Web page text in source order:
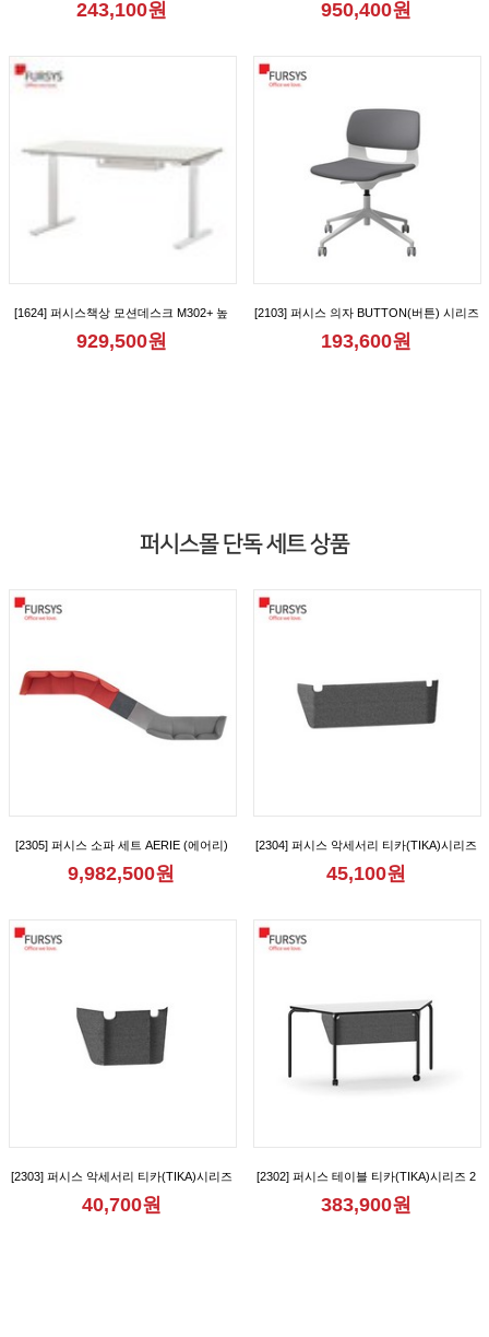
[FND712CB_FND712CBM_FND712CR_FND712CRM_FND712CRA_FND712CRAM]
243,100원 950,400원
[1624] 퍼시스책상 모션데스크 M302+ 높
이조절책상 [FKD018N]
929,500원
[2103] 퍼시스 의자 BUTTON(버튼) 시리즈
회의용 학생용 리프트업 캐스터 사무용 의
자 [CH0020MQ_CH0020MQD]
193,600원
퍼시스몰 단독 세트 상품
[2305] 퍼시스 소파 세트 AERIE (에어리)
모듈 8인 150° 형 소파 [CS61D08D]
9,982,500원
[2304] 퍼시스 악세서리 티카(TIKA)시리즈
2인용 가림판 [CGR1012M]
45,100원
[2303] 퍼시스 악세서리 티카(TIKA)시리즈
1인용 가림판 [CGR1007M]
40,700원
[2302] 퍼시스 테이블 티카(TIKA)시리즈 2
인용 다목적 사다리꼴 테이블(가림판형)
[CGR015B]
383,900원